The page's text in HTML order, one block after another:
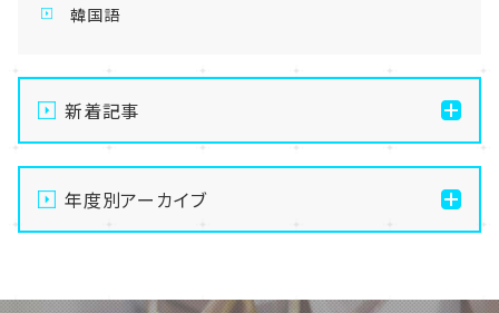
韓国語
新着記事
【名古屋】🌺転入生・編入生 出願受付中🌺
【名古屋】🏫名古屋学習センター・スクーリング🏫
【名古屋】🎐2026年・夏季閉校期間のお知らせ🎐
年度別アーカイブ
2025